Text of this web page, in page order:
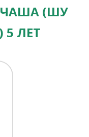
ЧАША (ШУ
ЛЕТ